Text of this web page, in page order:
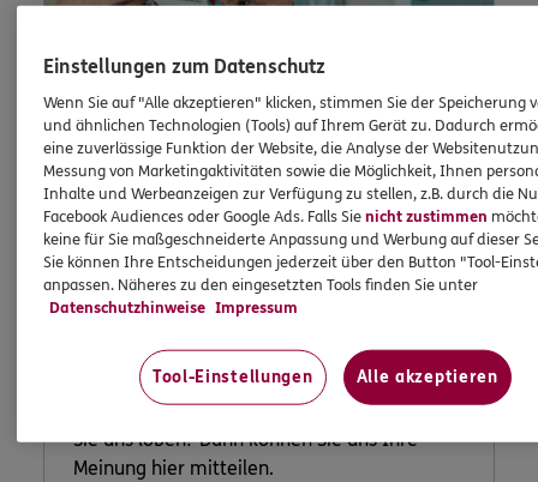
Lob und
Beschwerde
Waren Sie unzufrieden mit uns oder möchten
Sie uns loben? Dann können Sie uns Ihre
Meinung hier mitteilen.
Einstellungen zum Datenschutz
Wenn Sie auf "Alle akzeptieren" klicken, stimmen Sie der Speicherung
und ähnlichen Technologien (Tools) auf Ihrem Gerät zu. Dadurch
eine zuverlässige Funktion der Website, die Analyse der
Messung von Marketingaktivitäten sowie die Möglichkeit, Ihnen
Inhalte und Werbeanzeigen zur Verfügung zu stellen, z.B. durch die
Facebook Audiences oder Google Ads. Falls Sienicht zustimmen
keine für Sie maßgeschneiderte Anpassung und Werbung auf dieser
Sie können Ihre Entscheidungen jederzeit über den Button "Tool-
anpassen. Näheres zu den eingesetzten Tools finden Sie unter
Datenschutzhinweise Impressum
Tool-Einstellungen Alle akzeptieren